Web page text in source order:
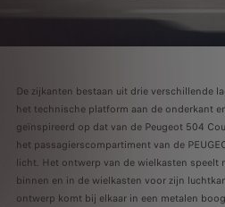
De zijkanten bestaan uit drie verschillende
het technische platform aan de onderkant
geïnspireerd op dat van de Peugeot 504
het passagierscompartiment van de
licht. Het ontwerp van de wielkasten speelt
binnen en in de wielkasten voor zijn
ontwerp komt bij elkaar in een metalen